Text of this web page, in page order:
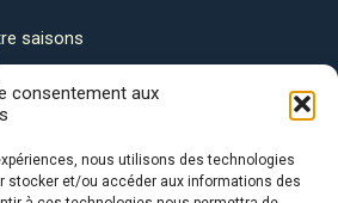
consentement aux
nous utilisons des technologies
stocker et/ou accéder aux informations des
saisons